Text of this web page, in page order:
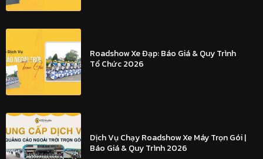
Roadshow Xe Đạp: Báo Giá & Quy Trình
Tổ Chức 2026
Dịch Vụ Chạy Roadshow Xe Máy Trọn Gói |
Báo Giá & Quy Trình 2026